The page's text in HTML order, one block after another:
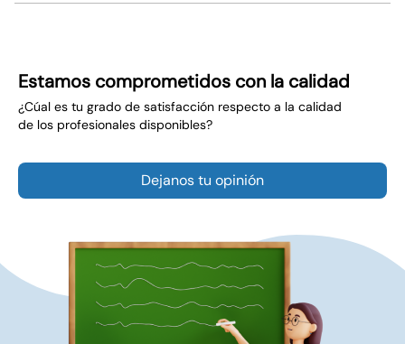
Estamos comprometidos con la calidad
¿Cúal es tu grado de satisfacción respecto a la calidad
de los profesionales disponibles?
Dejanos tu opinión